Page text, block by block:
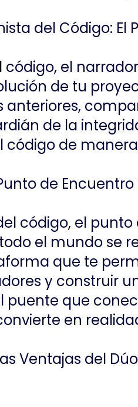
del Código:
código, el
de tu
anteriores,
de la
código de
de
código, el
el mundo se
que te
y construir
puente que
en
Ventajas del